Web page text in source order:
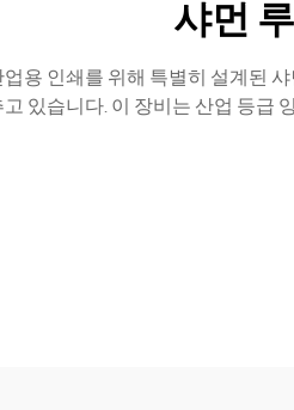
샤먼
업용 인쇄를 위해 특별히 설계된
고 있습니다. 이 장비는 산업 등급